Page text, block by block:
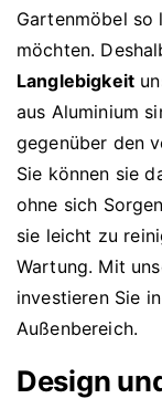
Gartenmöbel so
möchten.
Langlebigkeit
aus Aluminium
gegenüber den
Sie können sie
ohne sich
sie leicht zu
Wartung. Mit
investieren Sie
Außenbereich.
Design